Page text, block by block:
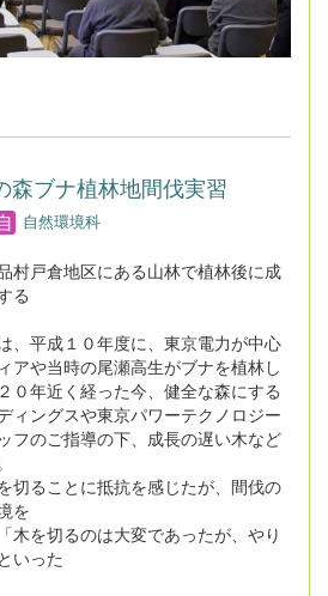
ブナ植林地間伐実習
自然環境科
村戸倉地区にある山林で植林後に成
る
、平成１０年度に、東京電力が中心
アや当時の尾瀬高生がブナを植林し
０年近く経った今、健全な森にする
ィングスや東京パワーテクノロジー
フのご指導の下、成長の遅い木など
切ることに抵抗を感じたが、間伐の
を
木を切るのは大変であったが、やり
いった